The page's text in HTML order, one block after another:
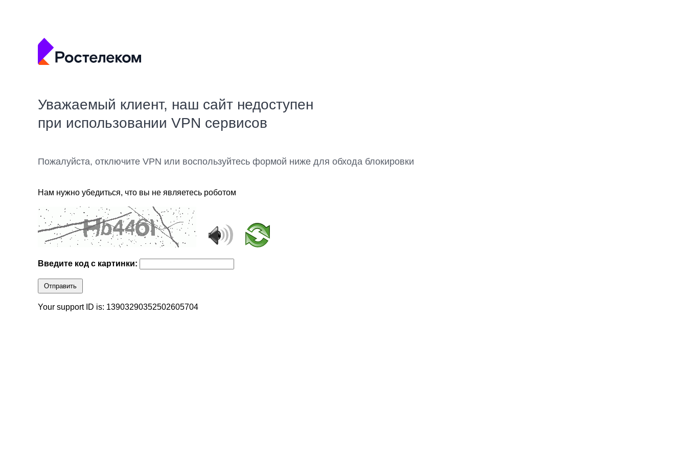
Уважаемый клиент, наш сайт недоступен
при использовании VPN сервисов
Пожалуйста, отключите VPN или воспользуйтесь формой ниже для обхода блокировки
Нам нужно убедиться, что вы не являетесь роботом
Введите код с картинки:
Отправить
Your support ID is: 13903290352502605704